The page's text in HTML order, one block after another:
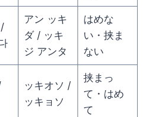
アン ッキ
ダ / ッキ
ジ アンタ
はめな
い・挟ま
ない
ッキオソ /
ッキョソ
挟まっ
て・はめ
て